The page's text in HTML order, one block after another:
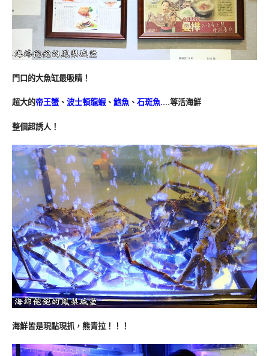
門口的大魚缸最吸睛！
超大的帝王蟹 、 波士頓龍蝦 、 鮑魚 、 石斑魚.…等活海鮮
整個超誘人！
海鮮皆是現點現抓，熊青拉！！！